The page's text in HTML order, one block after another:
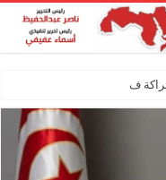
فنية ترسم مل